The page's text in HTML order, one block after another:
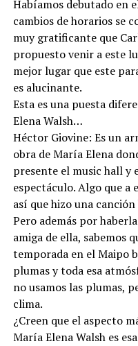
Habíamos debutado en
cambios de horarios se
muy gratificante que
propuesto venir a este
mejor lugar que este
es alucinante.
Esta es una puesta
Elena Walsh…
Héctor Giovine: Es un
obra de María Elena
presente el music hall y
espectáculo. Algo que a
así que hizo una
Pero además por
amiga de ella, sabemos
temporada en el Maipo
plumas y toda esa
no usamos las plumas,
clima.
¿Creen que el aspecto
María Elena Walsh es